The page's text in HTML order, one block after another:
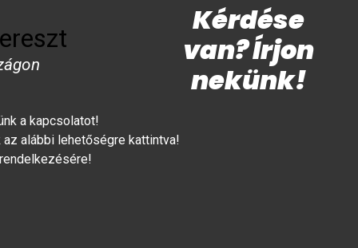
Kérdése
van? Írjon
nekünk!
a kapcsolatot!
az alábbi lehetőségre kattintva!